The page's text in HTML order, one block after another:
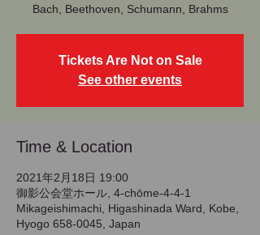
Bach, Beethoven, Schumann, Brahms
Tickets Are Not on Sale
See other events
Time & Location
2021年2月18日 19:00
御影公会堂ホール, 4-chōme-4-4-1
Mikageishimachi, Higashinada Ward, Kobe,
Hyogo 658-0045, Japan